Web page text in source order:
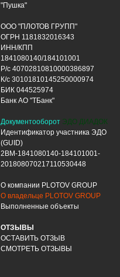
"Пушка"
ООО "ПЛОТОВ ГРУПП"
ОГРН 1181832016343
ИНН/КПП
1841080140/184101001
Р/с 40702810810000386897
К/с 30101810145250000974
БИК 044525974
Банк АО "ТБанк"
Документооборот ЭДО ДИАДОК
Идентификатор участника ЭДО
(GUID)
2BM-1841080140-184101001-
201808070217110530448
О компании PLOTOV GROUP
О владельце PLOTOV GROUP
Выполненные объекты
ОТЗЫВЫ
ОСТАВИТЬ ОТЗЫВ
СМОТРЕТЬ ОТЗЫВЫ